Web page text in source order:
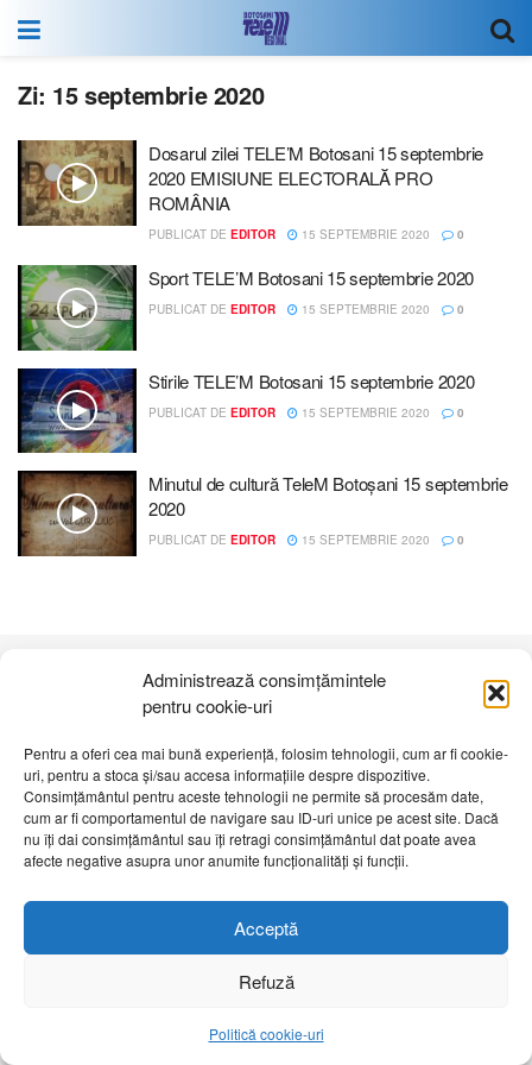
Administrează consimțămintele
pentru cookie-uri
Pentru a oferi cea mai bună experiență, folosim tehnologii, cum ar fi cookie-
uri, pentru a stoca și/sau accesa informațiile despre dispozitive.
Consimțământul pentru aceste tehnologii ne permite să procesăm date,
cum ar fi comportamentul de navigare sau ID-uri unice pe acest site. Dacă
nu îți dai consimțământul sau îți retragi consimțământul dat poate avea
afecte negative asupra unor anumite funcționalități și funcții.
Acceptă
Refuză
Politică cookie-uri
Zi: 15 septembrie 2020
Dosarul zilei TELE’M Botosani 15 septembrie
2020 EMISIUNE ELECTORALĂ PRO
ROMÂNIA
PUBLICAT DE EDITOR 15 SEPTEMBRIE 2020 0
Sport TELE’M Botosani 15 septembrie 2020
PUBLICAT DE EDITOR 15 SEPTEMBRIE 2020 0
Stirile TELE’M Botosani 15 septembrie 2020
PUBLICAT DE EDITOR 15 SEPTEMBRIE 2020 0
Minutul de cultură TeleM Botoșani 15 septembrie
2020
PUBLICAT DE EDITOR 15 SEPTEMBRIE 2020 0
Contact
Politică de confidențialitate
Cod Deontologic
Daca sunteti martorul unor evenimente importante vă rugăm
să ne contactați pe email:telembotosani.tv@gmail.com